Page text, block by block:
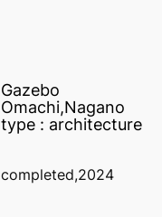
Gazebo
Omachi,Nagano
type : architecture
completed,2024